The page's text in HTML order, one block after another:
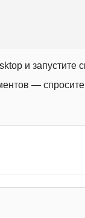
и запустите
—